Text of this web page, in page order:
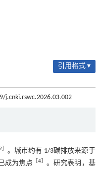
引用格式 ▾
j.cnki.rswc.2026.03.002
。城市约有 1/3碳排放来源于
成为焦点 ［4
。研究表明，基